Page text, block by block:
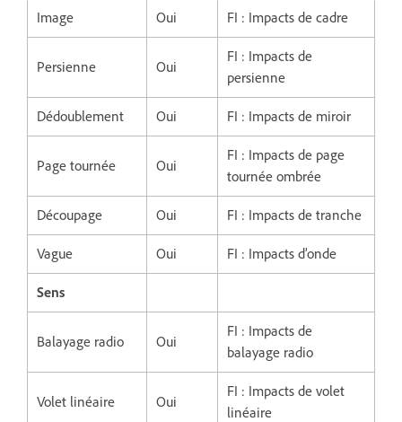
Image Oui FI : Impacts de cadre
Persienne Oui
FI : Impacts de
persienne
Dédoublement Oui FI : Impacts de miroir
Page tournée Oui
FI : Impacts de page
tournée ombrée
Découpage Oui FI : Impacts de tranche
Vague Oui FI : Impacts d’onde
Sens
Balayage radio Oui
FI : Impacts de
balayage radio
Volet linéaire Oui
FI : Impacts de volet
linéaire